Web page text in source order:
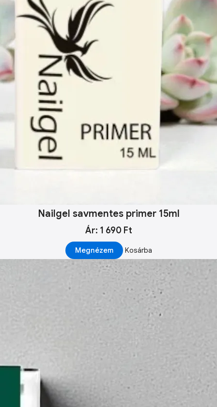
Nailgel savmentes primer 15ml
Ár: 1 690 Ft
Megnézem Kosárba